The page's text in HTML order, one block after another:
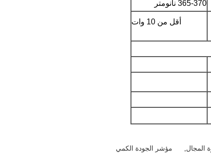
365-370 نانومتر
أقل من 10 وات
المجال, مؤشر الجودة الكمي